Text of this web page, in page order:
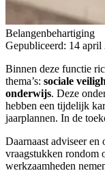
Belangenbehartiging
Gepubliceerd: 14 april
Binnen deze functie
thema’s: sociale
onderwijs. Deze
hebben een tijdelijk
jaarplannen. In de
Daarnaast adviseer en
vraagstukken rondom
werkzaamheden